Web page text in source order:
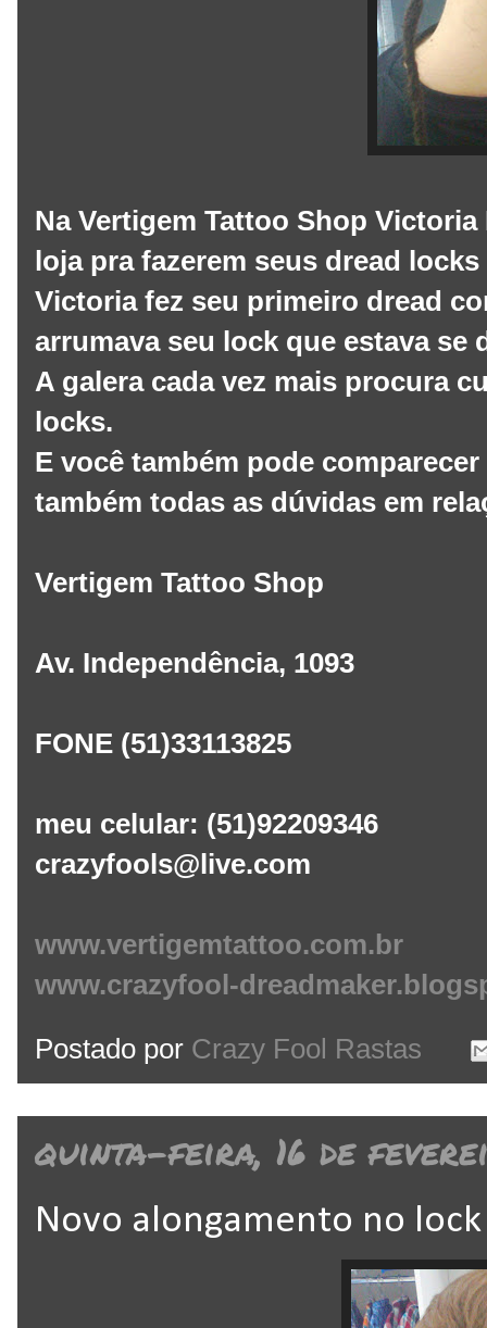
Na Vertigem Tattoo Shop
loja pra fazerem seus dread
Victoria fez seu primeiro dread
arrumava seu lock que estava se
A galera cada vez mais procura
locks.
E você também pode
também todas as dúvidas em
Vertigem Tattoo Shop
Av. Independência, 1093
FONE (51)33113825
meu celular: (51)92209346
crazyfools@live.com
www.vertigemtattoo.com.br
www.crazyfool-
Postado por Crazy Fool Rastas
quinta-feira, 16 de
Novo alongamento no